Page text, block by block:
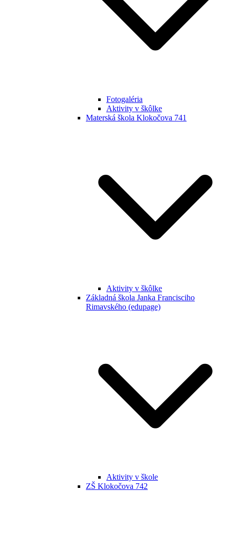
Fotogaléria
Aktivity v škôlke
Materská škola Klokočova 741
Aktivity v škôlke
Základná škola Janka Francisciho
Rimavského (edupage)
Aktivity v škole
ZŠ Klokočova 742